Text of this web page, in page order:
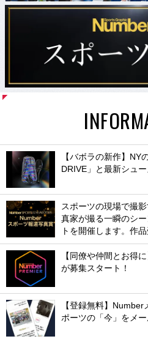
【バボラの新作】NY
DRIVE」と最新シュ
スポーツの現場で撮
真家が撮る一瞬のシ
トを開催します。作品
【同僚や仲間とお得
が募集スタート！
【登録無料】
ポーツの「今」をメー